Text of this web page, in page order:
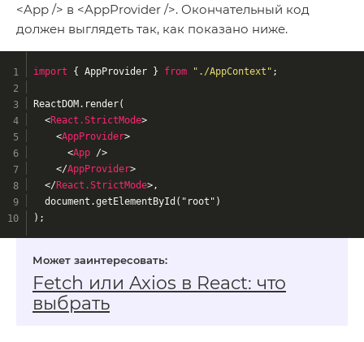
<App /> в <AppProvider />. Окончательный код
должен выглядеть так, как показано ниже.
import { AppProvider } from "./AppContext" ;
ReactDOM.render(
<React.StrictMode>
<AppProvider>
<App />
</AppProvider>
</React.StrictMode> ,
  document.getElementById("root")
);
Fetch или Axios в React: что
выбрать